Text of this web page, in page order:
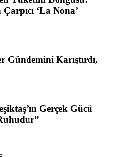
‘La Nona’
Gündemini Karıştırdı,
Gerçek Gücü